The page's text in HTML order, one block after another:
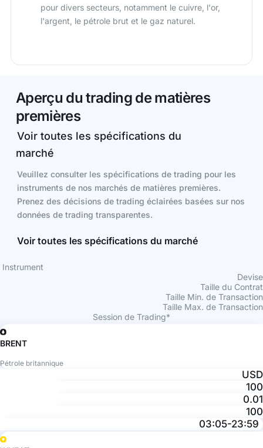
pour divers secteurs, notamment le cuivre, l'or,
l'argent, le pétrole brut et le gaz naturel.
Aperçu du trading de matières
premières
Voir toutes les spécifications du
marché
Veuillez consulter les spécifications de trading pour les
instruments de nos marchés de matières premières.
Prenez des décisions de trading éclairées basées sur nos
données de trading transparentes.
Voir toutes les spécifications du marché
Instrument
Devise
Taille du Contrat
Taille Min. de Transaction
Taille Max. de Transaction
Session de Trading*
BRENT
Pétrole britannique
USD
100
0.01
100
03:05-23:59